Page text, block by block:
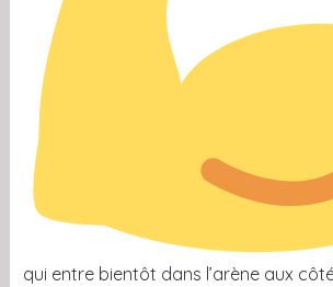
qui entre bientôt dans l’arène aux